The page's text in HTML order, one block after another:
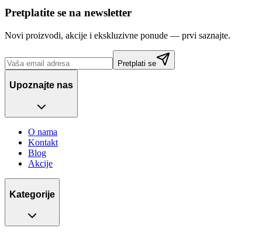
Pretplatite se na newsletter
Novi proizvodi, akcije i ekskluzivne ponude — prvi saznajte.
Pretplati se
Upoznajte nas
O nama
Kontakt
Blog
Akcije
Kategorije